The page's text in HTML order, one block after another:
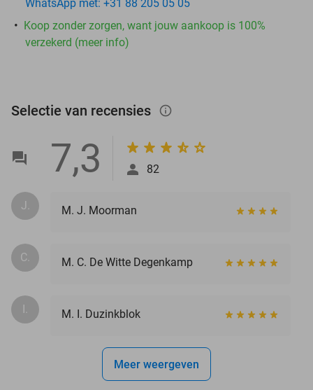
WhatsApp met: +31 88 205 05 05
Koop zonder zorgen, want jouw aankoop is 100%
verzekerd (meer info)
Selectie van recensies info_outlined
7,3 82
J. M. J. Moorman
C. M. C. De Witte Degenkamp
I. M. I. Duzinkblok
Meer weergeven